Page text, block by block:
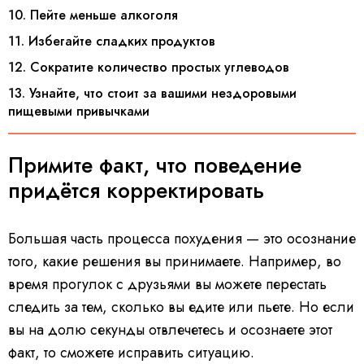
10. Пейте меньше алкоголя
11. Избегайте сладких продуктов
12. Сократите количество простых углеводов
13. Узнайте, что стоит за вашими нездоровыми
пищевыми привычками
Примите факт, что поведение
придётся корректировать
Большая часть процесса похудения — это осознание
того, какие решения вы принимаете. Например, во
время прогулок с друзьями вы можете перестать
следить за тем, сколько вы едите или пьете. Но если
вы на долю секунды отвлечетесь и осознаете этот
факт, то сможете исправить ситуацию.